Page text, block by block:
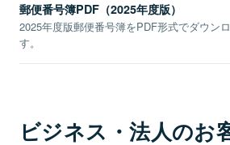
郵便番号簿PDF（2025年度版）
2025年度版郵便番号簿をPDF形式でダウン
す。
ビジネス・法人のお